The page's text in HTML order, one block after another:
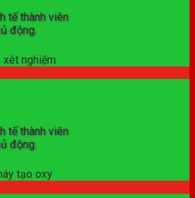
tế thành viên
động.
tế thành viên
động.